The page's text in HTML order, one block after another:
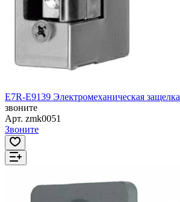
E7R-E9139 Электромеханическая защелка
звоните
Арт. zmk0051
Звоните